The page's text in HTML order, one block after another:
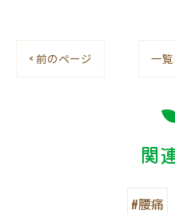
< 前のページ 一
関
#腰痛